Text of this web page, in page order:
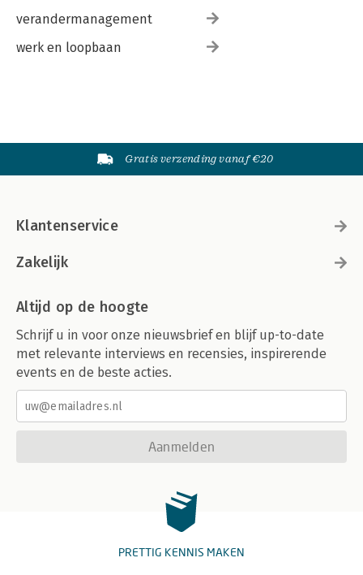
verandermanagement
werk en loopbaan
Gratis verzending vanaf €20
Klantenservice
Zakelijk
Altijd op de hoogte
Schrijf u in voor onze nieuwsbrief en blijf up-to-date
met relevante interviews en recensies, inspirerende
events en de beste acties.
Aanmelden
PRETTIG KENNIS MAKEN